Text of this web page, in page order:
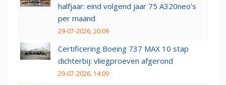
halfjaar: eind volgend jaar 75 A320neo’s
per maand
29-07-2026, 20:09
Certificering Boeing 737 MAX 10 stap
dichterbij: vliegproeven afgerond
29-07-2026, 14:09